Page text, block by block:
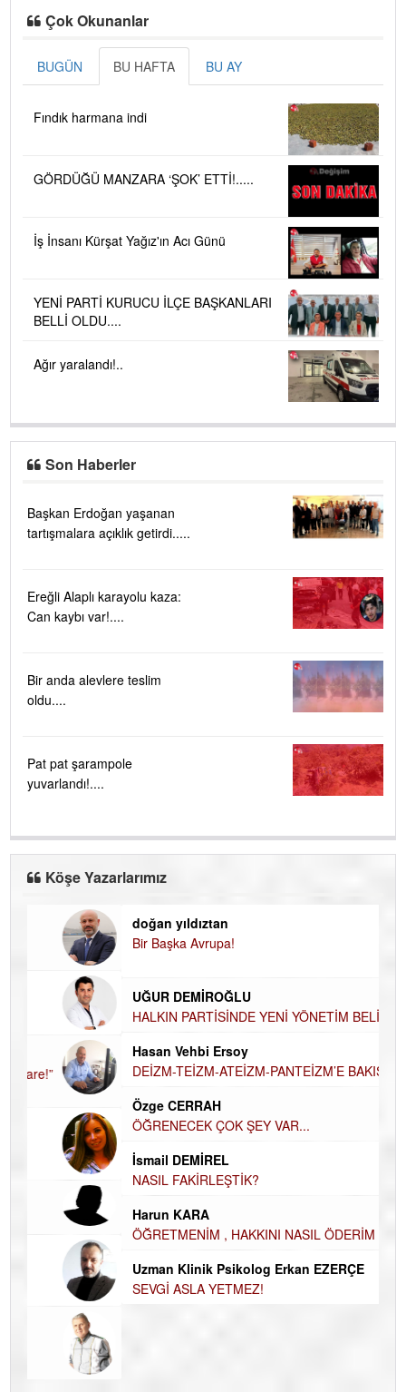
Çok Okunanlar
BUGÜN BU HAFTA BU AY
Fındık harmana indi
GÖRDÜĞÜ MANZARA ‘ŞOK’ ETTİ!.....
İş İnsanı Kürşat Yağız'ın Acı Günü
YENİ PARTİ KURUCU İLÇE BAŞKANLARI
BELLİ OLDU....
Ağır yaralandı!..
Son Haberler
Başkan Erdoğan yaşanan
tartışmalara açıklık getirdi.....
Ereğli Alaplı karayolu kaza:
Can kaybı var!....
Bir anda alevlere teslim
oldu....
Pat pat şarampole
yuvarlandı!....
Köşe Yazarlarımız
doğan yıldıztan
Bir Başka Avrupa!
UĞUR DEMİROĞLU
HALKIN PARTİSİNDE YENİ YÖNETİM
BELİRLENDİ…
Hasan Vehbi Ersoy
DEİZM-TEİZM-ATEİZM-PANTEİZM’E BAKIŞ
Özge CERRAH
ÖĞRENECEK ÇOK ŞEY VAR...
İsmail DEMİREL
NASIL FAKİRLEŞTİK?
Harun KARA
ÖĞRETMENİM , HAKKINI NASIL ÖDERİM !
Uzman Klinik Psikolog Erkan EZERÇE
SEVGİ ASLA YETMEZ!